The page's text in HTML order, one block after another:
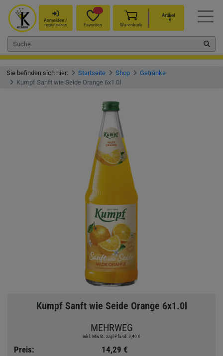
Anmelden /
registrieren
Favoriten Warenkorb
Artikel
€
Sie befinden sich hier: Startseite Shop
Getränke
Kumpf Sanft wie Seide Orange 6x1.0l
Kumpf Sanft wie Seide Orange 6x1.0l
MEHRWEG
inkl. MwSt. zzgl Pfand: 2,40 €
Preis: 14,29 €